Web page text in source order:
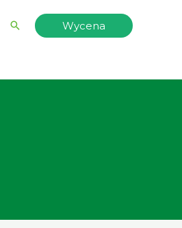
Wyszukiwanie
Wycena